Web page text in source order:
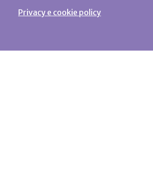
Privacy e cookie policy